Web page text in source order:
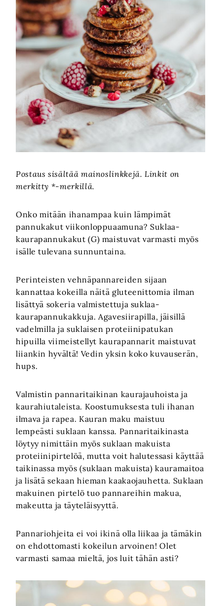
Postaus sisältää mainoslinkkejä. Linkit on
merkitty *-merkillä.
Onko mitään ihanampaa kuin lämpimät
pannukakut viikonloppuaamuna? Suklaa-
kaurapannukakut (G) maistuvat varmasti myös
isälle tulevana sunnuntaina.
Perinteisten vehnäpannareiden sijaan
kannattaa kokeilla näitä gluteenittomia ilman
lisättyä sokeria valmistettuja suklaa-
kaurapannukakkuja. Agavesiirapilla, jäisillä
vadelmilla ja suklaisen proteiinipatukan
hipuilla viimeistellyt kaurapannarit maistuvat
liiankin hyvältä! Vedin yksin koko kuvauserän,
hups.
Valmistin pannaritaikinan kaurajauhoista ja
kaurahiutaleista. Koostumuksesta tuli ihanan
ilmava ja rapea. Kauran maku maistuu
lempeästi suklaan kanssa. Pannaritaikinasta
löytyy nimittäin myös suklaan makuista
proteiinipirtelöä, mutta voit halutessasi käyttää
taikinassa myös (suklaan makuista) kauramaitoa
ja lisätä sekaan hieman kaakaojauhetta. Suklaan
makuinen pirtelö tuo pannareihin makua,
makeutta ja täyteläisyyttä.
Pannariohjeita ei voi ikinä olla liikaa ja tämäkin
on ehdottomasti kokeilun arvoinen! Olet
varmasti samaa mieltä, jos luit tähän asti?